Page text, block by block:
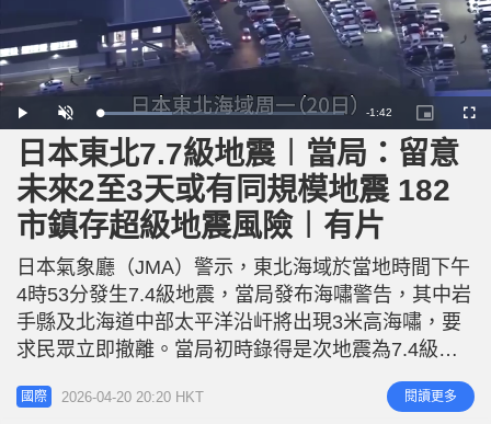
P
l
a
y
U
n
u
t
L
o
d
e
:
2
9
.
8
5
R
m
a
n
n
-1:42
P
i
c
t
u
e
-
c
u
r
e
F
u
日本東北7.7級地震︱當局：留意
未來2至3天或有同規模地震 182
市鎮存超級地震風險︱有片
日本氣象廳（JMA）警示，東北海域於當地時間下午
4時53分發生7.4級地震，當局發布海嘯警告，其中岩
手縣及北海道中部太平洋沿屽將出現3米高海嘯，要
求民眾立即撤離。當局初時錄得是次地震為7.4級，
隨後先修正至7.5級，隨後再修正至7.7級。 日本氣象
廳於地震過後舉行記者會，提醒受地震影響區域民眾
國際 2026-04-20 20:20 HKT 閱讀更多